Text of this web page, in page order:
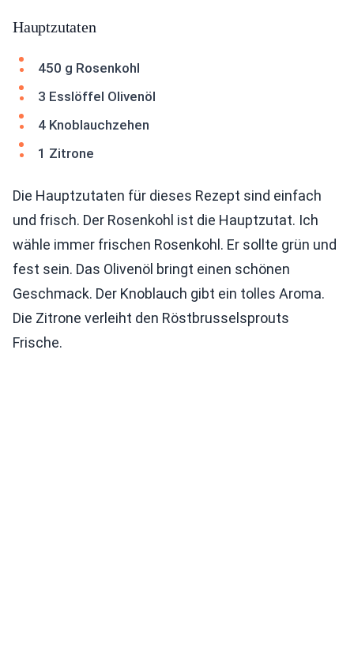
Hauptzutaten
450 g Rosenkohl
3 Esslöffel Olivenöl
4 Knoblauchzehen
1 Zitrone
Die Hauptzutaten für dieses Rezept sind einfach
und frisch. Der Rosenkohl ist die Hauptzutat. Ich
wähle immer frischen Rosenkohl. Er sollte grün und
fest sein. Das Olivenöl bringt einen schönen
Geschmack. Der Knoblauch gibt ein tolles Aroma.
Die Zitrone verleiht den Röstbrusselsprouts
Frische.